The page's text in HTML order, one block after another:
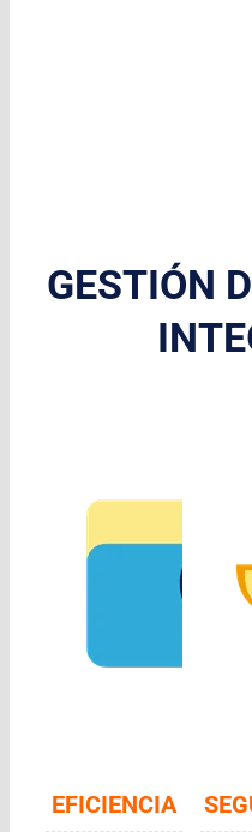
GESTIÓN
EFICIENCIA